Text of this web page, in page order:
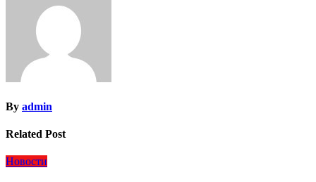
By admin
Related Post
Новости